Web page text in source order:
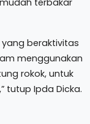
terbakar
beraktivitas
menggunakan
rokok, untuk
tutup Ipda Dicka.